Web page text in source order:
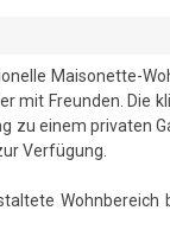
Maisonette-
mit Freunden. Die
zu einem privaten
Verfügung.
verfügt über